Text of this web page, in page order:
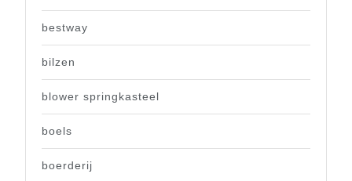
bestway
bilzen
blower springkasteel
boels
boerderij